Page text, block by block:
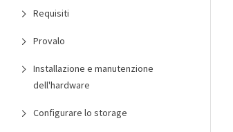
Requisiti
Provalo
Installazione e manutenzione
dell'hardware
Configurare lo storage